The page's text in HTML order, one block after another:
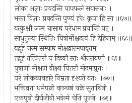
लोका अज्ञाः प्रवदन्ति पापफलं सवासनाः ।
भक्ता विज्ञाः प्रवदन्ति पुण्यं हरेः कृपा हि सा ॥६७॥
यत्कुक्षौ जन्म चासाद्य परंधाम प्रयान्ति यत् ।
साधुतुल्या स्थितिः पित्रोर्मोक्षदत्वं हि देहिनाम् ॥६८॥
यद्गृहे जन्म सम्पाद्य मोक्षद्वारमपावृतम् ।
तद्गृहं तत्पितरौ च दिव्यौ स्तः श्रीनरायणौ ॥६९॥
पुत्राणां मोक्षणं वीक्ष्य पितरौ मोदमाप्नुतः ।
परं लोकव्यवहारे निम्नता दृश्यते यतः ॥७०॥
भक्तिव्रता धर्मपत्नी वाञ्च्छां चक्रे सुतार्थिनी ।
एकपुत्रो दीर्घजीवी भवेन्मे चेति पूजने ॥७१॥